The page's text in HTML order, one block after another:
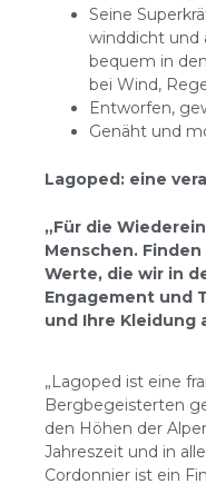
Seine
winddicht und
bequem in
bei Wind,
Entworfen,
Genäht und
Lagoped: eine
„Für die
Menschen.
Werte, die wir in
Engagement und
und Ihre Kleidung
„Lagoped ist eine
Bergbegeisterten
den Höhen der
Jahreszeit und in
Cordonnier ist ein